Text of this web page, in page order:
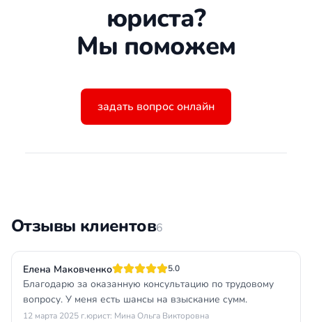
юриста?
Мы поможем
задать вопрос онлайн
Отзывы клиентов6
Елена Маковченко 5.0
Благодарю за оказанную консультацию по трудовому
вопросу. У меня есть шансы на взыскание сумм.
12 марта 2025 г.юрист: Мина Ольга Викторовна